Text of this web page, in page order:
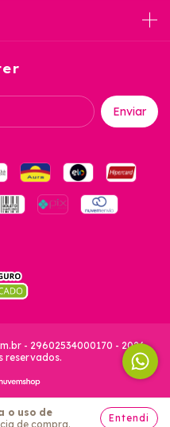
o uso de
de compra.
Entendi
- 29602534000170 - 2026.
reservados.